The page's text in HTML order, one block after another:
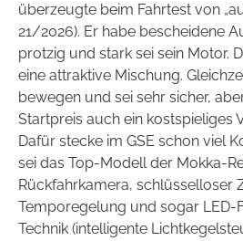
überzeugte beim Fahrtest von
21/2026). Er habe bescheidene
protzig und stark sei sein Motor.
eine attraktive Mischung.
bewegen und sei sehr sicher,
Startpreis auch ein kostspieliges
Dafür stecke im GSE schon viel
sei das Top-Modell der Mokka-
Rückfahrkamera, schlüsselloser
Temporegelung und sogar LED-
Technik (intelligente